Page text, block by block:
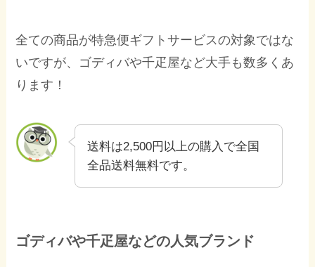
全ての商品が特急便ギフトサービスの対象ではな
いですが、ゴディバや千疋屋など大手も数多くあ
ります！
送料は2,500円以上の購入で全国
全品送料無料です。
ゴディバや千疋屋などの人気ブランド